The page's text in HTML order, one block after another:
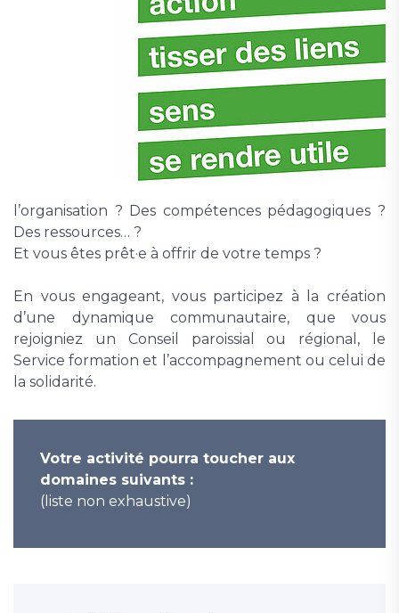
l’organisation ? Des compétences pédagogiques ?
Des ressources… ?
Et vous êtes prêt·e à offrir de votre temps ?
En vous engageant, vous participez à la création
d’une dynamique communautaire, que vous
rejoigniez un Conseil paroissial ou régional, le
Service formation et l’accompagnement ou celui de
la solidarité.
Votre activité pourra toucher aux
domaines suivants :
(liste non exhaustive)